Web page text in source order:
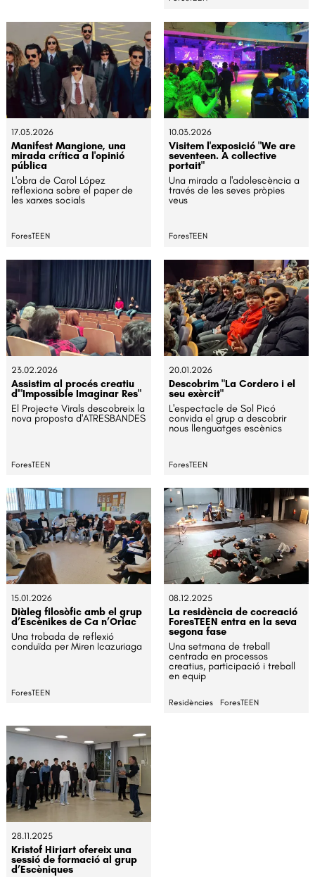
17.03.2026
Manifest Mangione, una
mirada crítica a l'opinió
pública
L'obra de Carol López
reflexiona sobre el paper de
les xarxes socials
ForesTEEN
10.03.2026
Visitem l'exposició "We are
seventeen. A collective
portait"
Una mirada a l'adolescència a
través de les seves pròpies
veus
ForesTEEN
23.02.2026
Assistim al procés creatiu
d'"Impossible Imaginar Res"
El Projecte Virals descobreix la
nova proposta d'ATRESBANDES
ForesTEEN
20.01.2026
Descobrim "La Cordero i el
seu exèrcit"
L'espectacle de Sol Picó
convida el grup a descobrir
nous llenguatges escènics
ForesTEEN
15.01.2026
Diàleg filosòfic amb el grup
d’Escènikes de Ca n’Oriac
Una trobada de reflexió
conduïda per Miren Icazuriaga
ForesTEEN
08.12.2025
La residència de cocreació
ForesTEEN entra en la seva
segona fase
Una setmana de treball
centrada en processos
creatius, participació i treball
en equip
Residències ForesTEEN
28.11.2025
Kristof Hiriart ofereix una
sessió de formació al grup
d’Escèniques